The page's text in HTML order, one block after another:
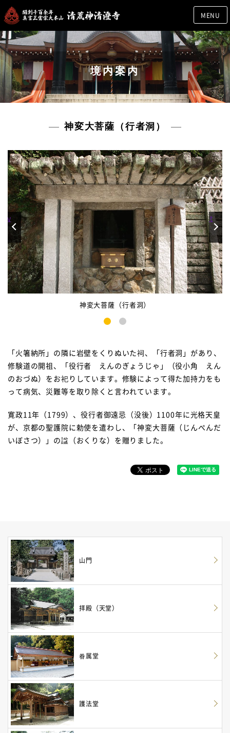
MENU
境内案内
神変大菩薩（行者洞）
神変大菩薩（行者洞）
Next
「火箸納所」の隣に岩壁をくりぬいた祠、「行者洞」があり、
修験道の開祖、「役行者 えんのぎょうじゃ」（役小角 えん
のおづぬ）をお祀りしています。修験によって得た加持力をも
って病気、災難等を取り除くと言われています。
寛政11年（1799）、役行者御遠忌（没後）1100年に光格天皇
が、京都の聖護院に勅使を遣わし、「神変大菩薩（じんぺんだ
いぼさつ）」の諡（おくりな）を贈りました。
山門
拝殿（天堂）
眷属堂
護法堂